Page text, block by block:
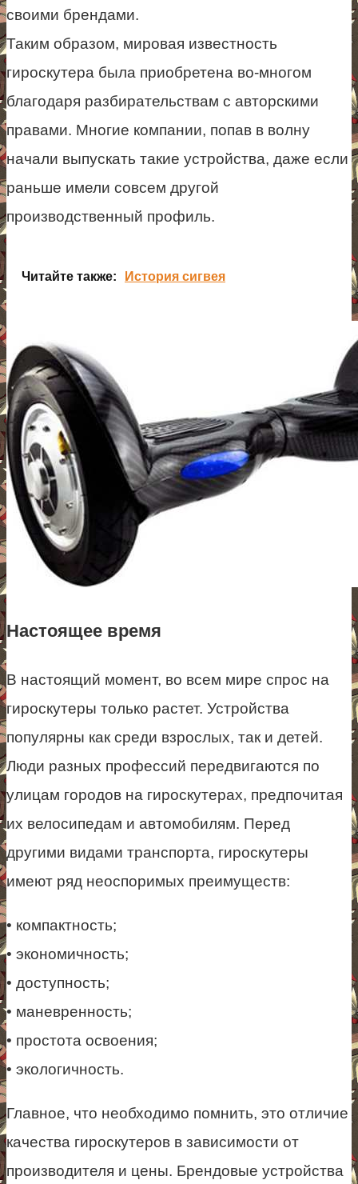
своими брендами.
Таким образом, мировая известность
гироскутера была приобретена во-многом
благодаря разбирательствам с авторскими
правами. Многие компании, попав в волну
начали выпускать такие устройства, даже если
раньше имели совсем другой
производственный профиль.
Читайте также: История сигвея
Настоящее время
В настоящий момент, во всем мире спрос на
гироскутеры только растет. Устройства
популярны как среди взрослых, так и детей.
Люди разных профессий передвигаются по
улицам городов на гироскутерах, предпочитая
их велосипедам и автомобилям. Перед
другими видами транспорта, гироскутеры
имеют ряд неоспоримых преимуществ:
• компактность;
• экономичность;
• доступность;
• маневренность;
• простота освоения;
• экологичность.
Главное, что необходимо помнить, это отличие
качества гироскутеров в зависимости от
производителя и цены. Брендовые устройства